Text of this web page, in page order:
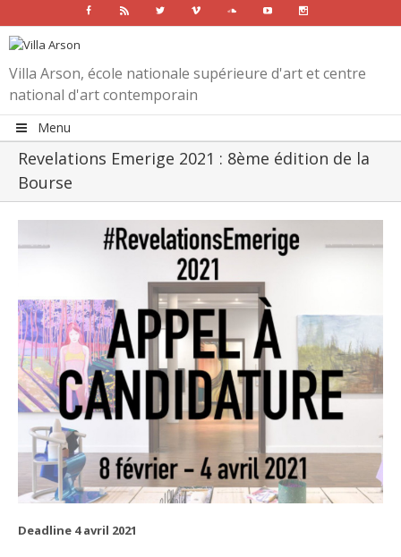
Facebook Rss Twitter Vimeo SoundcloudYoutube
Villa Arson, école nationale supérieure d'art et centre
national d'art contemporain
Menu
Revelations Emerige 2021 : 8ème édition de la
Bourse
Larger
Deadline 4 avril 2021